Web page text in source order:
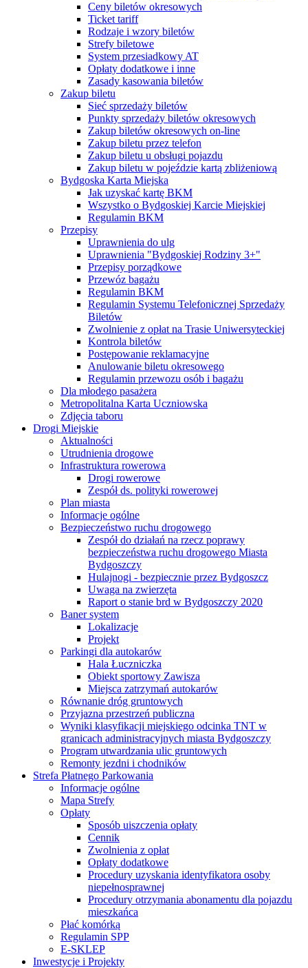
Ceny biletów okresowych
Ticket tariff
Rodzaje i wzory biletów
Strefy biletowe
System przesiadkowy AT
Opłaty dodatkowe i inne
Zasady kasowania biletów
Zakup biletu
Sieć sprzedaży biletów
Punkty sprzedaży biletów okresowych
Zakup biletów okresowych on-line
Zakup biletu przez telefon
Zakup biletu u obsługi pojazdu
Zakup biletu w pojeździe kartą zbliżeniową
Bydgoska Karta Miejska
Jak uzyskać kartę BKM
Wszystko o Bydgoskiej Karcie Miejskiej
Regulamin BKM
Przepisy
Uprawnienia do ulg
Uprawnienia "Bydgoskiej Rodziny 3+"
Przepisy porządkowe
Przewóz bagażu
Regulamin BKM
Regulamin Systemu Telefonicznej Sprzedaży
Biletów
Zwolnienie z opłat na Trasie Uniwersyteckiej
Kontrola biletów
Postępowanie reklamacyjne
Anulowanie biletu okresowego
Regulamin przewozu osób i bagażu
Dla młodego pasażera
Metropolitalna Karta Uczniowska
Zdjęcia taboru
Drogi Miejskie
Aktualności
Utrudnienia drogowe
Infrastruktura rowerowa
Drogi rowerowe
Zespół ds. polityki rowerowej
Plan miasta
Informacje ogólne
Bezpieczeństwo ruchu drogowego
Zespół do działań na rzecz poprawy
bezpieczeństwa ruchu drogowego Miasta
Bydgoszczy
Hulajnogi - bezpiecznie przez Bydgoszcz
Uwaga na zwierzęta
Raport o stanie brd w Bydgoszczy 2020
Baner system
Lokalizacje
Projekt
Parkingi dla autokarów
Hala Łuczniczka
Obiekt sportowy Zawisza
Miejsca zatrzymań autokarów
Równanie dróg gruntowych
Przyjazna przestrzeń publiczna
Wyniki klasyfikacji miejskiego odcinka TNT w
granicach administracyjnych miasta Bydgoszczy
Program utwardzania ulic gruntowych
Remonty jezdni i chodników
Strefa Płatnego Parkowania
Informacje ogólne
Mapa Strefy
Opłaty
Sposób uiszczenia opłaty
Cennik
Zwolnienia z opłat
Opłaty dodatkowe
Procedury uzyskania identyfikatora osoby
niepełnosprawnej
Procedury otrzymania abonamentu dla pojazdu
mieszkańca
Płać komórką
Regulamin SPP
E-SKLEP
Inwestycje i Projekty